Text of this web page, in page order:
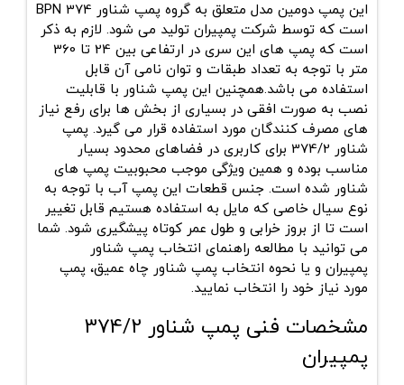
این پمپ دومین مدل متعلق به گروه پمپ شناور BPN 374
است که توسط شرکت پمپیران تولید می شود. لازم به ذکر
است که پمپ های این سری در ارتفاعی بین 24 تا 360
متر با توجه به تعداد طبقات و توان نامی آن قابل
استفاده می باشد.همچنین این پمپ شناور با قابلیت
نصب به صورت افقی در بسیاری از بخش ها برای رفع نیاز
های مصرف کنندگان مورد استفاده قرار می گیرد. پمپ
شناور 374/2 برای کاربری در فضاهای محدود بسیار
مناسب بوده و همین ویژگی موجب محبوبیت پمپ های
شناور شده است. جنس قطعات این پمپ آب با توجه به
نوع سیال خاصی که مایل به استفاده هستیم قابل تغییر
است تا از بروز خرابی و طول عمر کوتاه پیشگیری شود. شما
می توانید با مطالعه راهنمای انتخاب پمپ شناور
پمپیران و یا نحوه انتخاب پمپ شناور چاه عمیق، پمپ
مورد نیاز خود را انتخاب نمایید.
مشخصات فنی پمپ شناور 374/2
پمپیران